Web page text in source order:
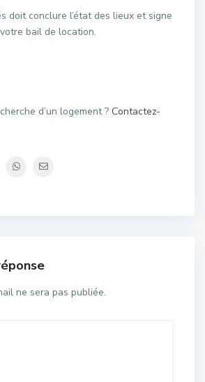
doit conclure l’état des lieux et signe
bail de location.
d’un logement ? Contactez-
ne sera pas publiée.